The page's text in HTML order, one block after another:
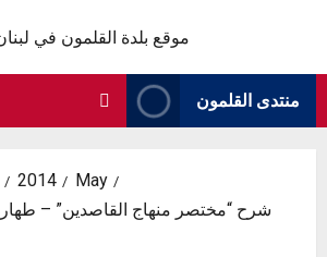
منتدى القلمون
2014
May